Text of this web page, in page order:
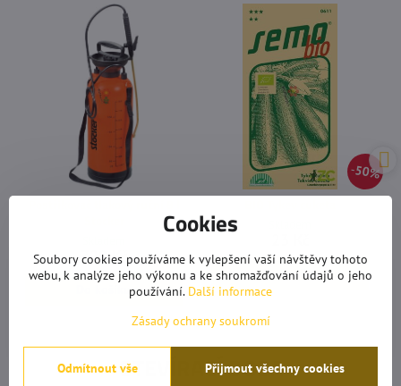
729 Kč
Do košíku
50%
Do košíku
OTEVÍRACÍ DOBA
Cookies
Soubory cookies používáme k vylepšení vaší návštěvy tohoto
webu, k analýze jeho výkonu a ke shromažďování údajů o jeho
používání. Další informace
Zásady ochrany soukromí
Přijmout všechny cookies
Odmítnout vše